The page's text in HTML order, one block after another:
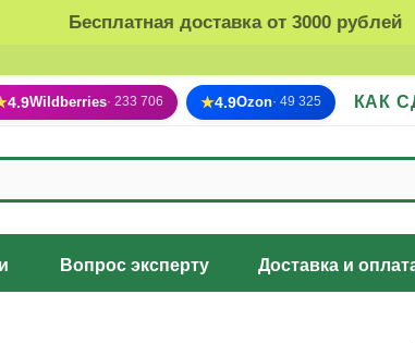
Бесплатная доставка от 3000 рублей
4.9Wildberries· 233 706 ★4.9Ozon· 49 325 КАК
Вопрос эксперту Доставка и